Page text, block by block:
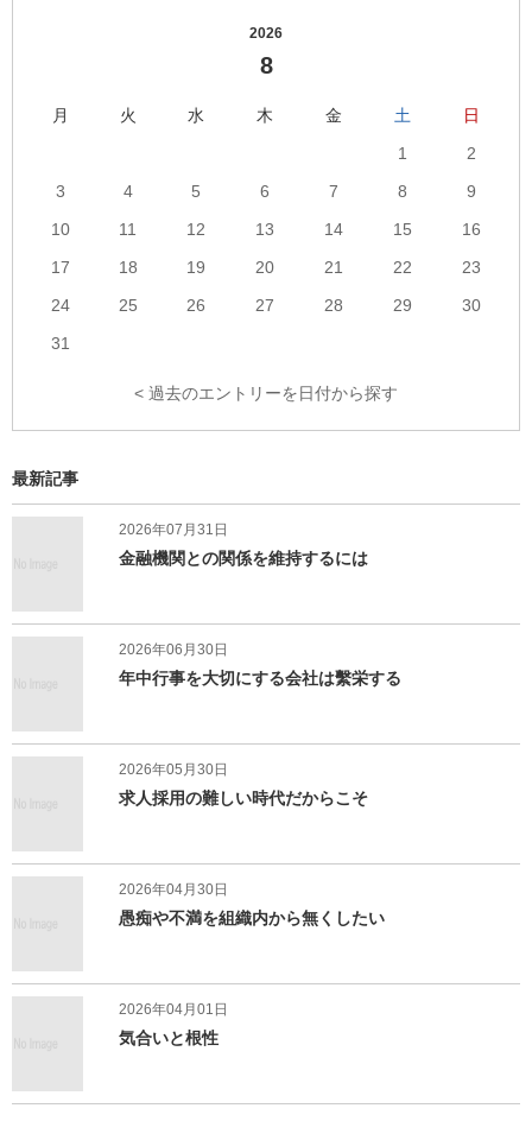
2026
8
月 火 水 木 金 土
日
1
2
3
4 5 6 7 8
9
10
11 12 13 14 15
16
17
18 19 20 21 22
23
24
25 26 27 28 29
30
31
< 過去のエントリーを日付から探す
最新記事
2026年07月31日
金融機関との関係を維持するには
2026年06月30日
年中行事を大切にする会社は繫栄する
2026年05月30日
求人採用の難しい時代だからこそ
2026年04月30日
愚痴や不満を組織内から無くしたい
2026年04月01日
気合いと根性